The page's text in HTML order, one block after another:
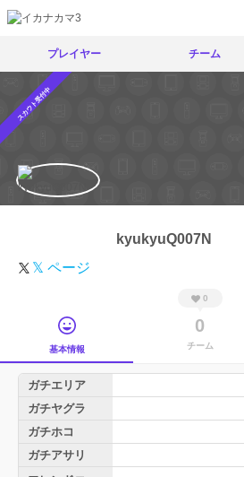
プレイヤー チーム
スカウト受付中
kyukyuQ007N
𝕏 ページ
基本情報
0
0
チーム
ガチエリア
ガチヤグラ
ガチホコ
ガチアサリ